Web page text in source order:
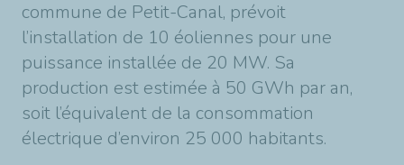
commune de Petit-Canal, prévoit
l’installation de 10 éoliennes pour une
puissance installée de 20 MW. Sa
production est estimée à 50 GWh par an,
soit l’équivalent de la consommation
électrique d’environ 25 000 habitants.